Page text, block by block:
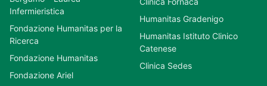
Infermieristica
Fondazione Humanitas per la
Ricerca
Fondazione Humanitas
Fondazione Ariel
Humanitas Gradenigo
Humanitas Istituto Clinico
Catenese
Clinica Sedes